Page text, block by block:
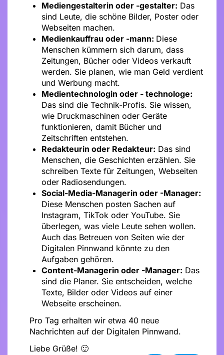
Mediengestalterin oder -gestalter: Das
sind Leute, die schöne Bilder, Poster oder
Webseiten machen.
Medienkauffrau oder -mann: Diese
Menschen kümmern sich darum, dass
Zeitungen, Bücher oder Videos verkauft
werden. Sie planen, wie man Geld verdient
und Werbung macht.
Medientechnologin oder - technologe:
Das sind die Technik-Profis. Sie wissen,
wie Druckmaschinen oder Geräte
funktionieren, damit Bücher und
Zeitschriften entstehen.
Redakteurin oder Redakteur: Das sind
Menschen, die Geschichten erzählen. Sie
schreiben Texte für Zeitungen, Webseiten
oder Radiosendungen.
Social-Media-Managerin oder -Manager:
Diese Menschen posten Sachen auf
Instagram, TikTok oder YouTube. Sie
überlegen, was viele Leute sehen wollen.
Auch das Betreuen von Seiten wie der
Digitalen Pinnwand könnte zu den
Aufgaben gehören.
Content-Managerin oder -Manager: Das
sind die Planer. Sie entscheiden, welche
Texte, Bilder oder Videos auf einer
Webseite erscheinen.
Pro Tag erhalten wir etwa 40 neue
Nachrichten auf der Digitalen Pinnwand.
Liebe Grüße! 🙂